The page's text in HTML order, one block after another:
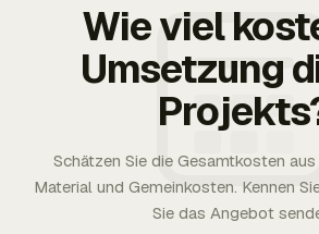
Wie viel
Umsetzung
Schätzen Sie die Gesamtkosten
Material und Gemeinkosten. Kennen
Sie das Angebot